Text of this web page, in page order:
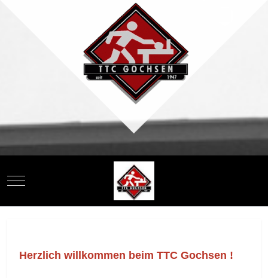
Mobile Menu Toggle
Herzlich willkommen beim TTC Gochsen !